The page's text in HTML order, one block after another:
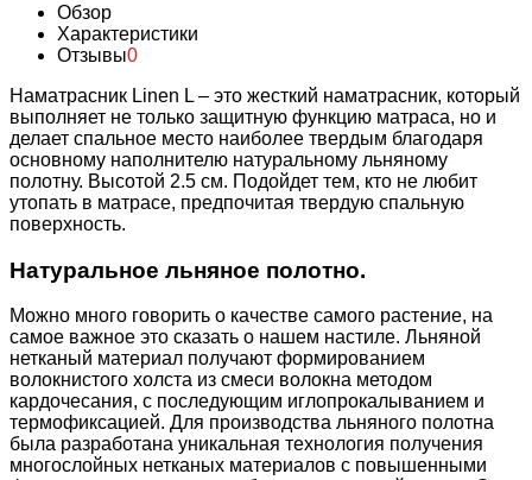
Обзор
Характеристики
Отзывы0
Наматрасник Linen L – это жесткий наматрасник, который
выполняет не только защитную функцию матраса, но и
делает спальное место наиболее твердым благодаря
основному наполнителю натуральному льняному
полотну. Высотой 2.5 см. Подойдет тем, кто не любит
утопать в матрасе, предпочитая твердую спальную
поверхность.
Натуральное льняное полотно.
Можно много говорить о качестве самого растение, на
самое важное это сказать о нашем настиле. Льняной
нетканый материал получают формированием
волокнистого холста из смеси волокна методом
кардочесания, с последующим иглопрокалыванием и
термофиксацией. Для производства льняного полотна
была разработана уникальная технология получения
многослойных нетканых материалов с повышенными